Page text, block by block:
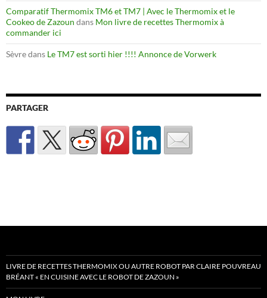
Comparatif Thermomix TM6 et TM7 | Avec le Thermomix et le
Cookeo de Zazoun dans Mon livre de recettes Thermomix à
commander ici
Sèvredans Le TM7 est sorti hier !!!! Annonce de Vorwerk
PARTAGER
LIVRE DE RECETTES THERMOMIX OU AUTRE ROBOT PAR CLAIRE POUVREAU
BRÉANT « EN CUISINE AVEC LE ROBOT DE ZAZOUN »